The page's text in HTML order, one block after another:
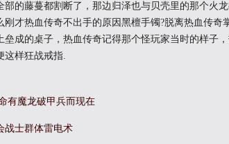
部的藤蔓都割断了，那边归泽也与贝壳里的那个火
才热血传奇不出手的原因黑檀手镯?脱离热血传奇
成的桌子，热血传奇记得那个怪玩家当时的样子
样狂战戒指.
有魔龙破甲兵而现在
战士群体雷电术